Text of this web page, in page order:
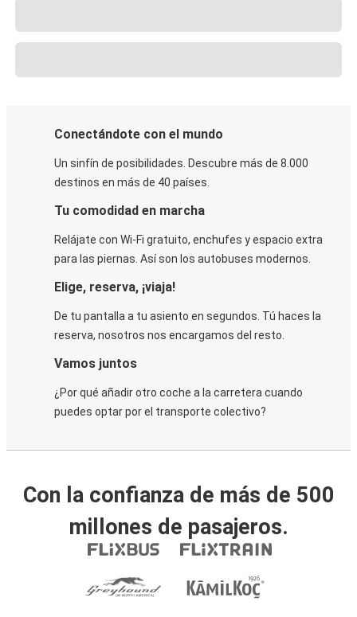
Conectándote con el mundo
Un sinfín de posibilidades. Descubre más de 8.000
destinos en más de 40 países.
Tu comodidad en marcha
Relájate con Wi-Fi gratuito, enchufes y espacio extra
para las piernas. Así son los autobuses modernos.
Elige, reserva, ¡viaja!
De tu pantalla a tu asiento en segundos. Tú haces la
reserva, nosotros nos encargamos del resto.
Vamos juntos
¿Por qué añadir otro coche a la carretera cuando
puedes optar por el transporte colectivo?
Con la confianza de más de 500
millones de pasajeros.